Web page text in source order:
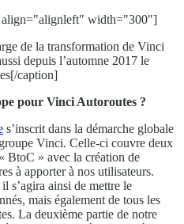
align="alignleft" width="300"]
de la transformation de Vinci
depuis l’automne 2017 le
caption]
pour Vinci Autoroutes ?
s’inscrit dans la démarche globale
Vinci. Celle-ci couvre deux
BtoC » avec la création de
à apporter à nos utilisateurs.
s’agira ainsi de mettre le
mais également de tous les
La deuxième partie de notre